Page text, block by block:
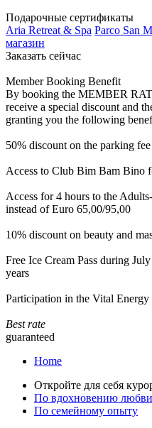
Подарочные сертификаты
Aria Retreat & Spa Parco San
магазин
Заказать сейчас
Member Booking Benefit
By booking the MEMBER
receive a special discount and
granting you the following
50% discount on the parking fee
Access to Club Bim Bam Bino
Access for 4 hours to the
instead of Euro 65,00/95,00
10% discount on beauty and
Free Ice Cream Pass during
years
Participation in the Vital
Best rate
guaranteed
Home
Откройте для себя
По вдохновению любви
По семейному опыту